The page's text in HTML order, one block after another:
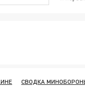
СВОДКА